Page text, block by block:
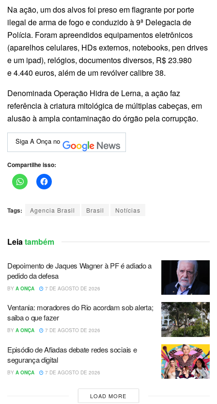
Na ação, um dos alvos foi preso em flagrante por porte
ilegal de arma de fogo e conduzido à 9ª Delegacia de
Polícia. Foram apreendidos equipamentos eletrônicos
(aparelhos celulares, HDs externos, notebooks, pen drives
e um ipad), relógios, documentos diversos, R$ 23.980
e 4.440 euros, além de um revólver calibre 38.
Denominada Operação Hidra de Lerna, a ação faz
referência à criatura mitológica de múltiplas cabeças, em
alusão à ampla contaminação do órgão pela corrupção.
Siga A Onça no
Compartilhe isso:
Tags: Agencia Brasil Brasil Notícias
Leiatambém
Depoimento de Jaques Wagner à PF é adiado a
pedido da defesa
BY A ONÇA 7 DE AGOSTO DE 2026
Ventania: moradores do Rio acordam sob alerta;
saiba o que fazer
BY A ONÇA 7 DE AGOSTO DE 2026
Episódio de Afiadas debate redes sociais e
segurança digital
BY A ONÇA 7 DE AGOSTO DE 2026
LOAD MORE